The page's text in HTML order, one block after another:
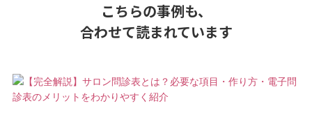
こちらの事例も、
合わせて読まれています